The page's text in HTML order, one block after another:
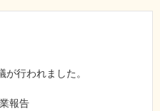
行われました。
報告